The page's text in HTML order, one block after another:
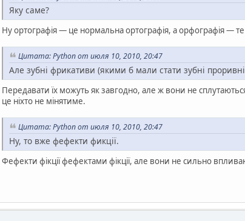
Яку саме?
Ну ортографія — це нормальна ортографія, а орфографія —
Цитата: Python от июля 10, 2010, 20:47
Але зубні фрикативи (якими б мали стати зубні
Передавати їх можуть як завгодно, але ж вони не
це ніхто не мінятиме.
Цитата: Python от июля 10, 2010, 20:47
Ну, то вже фефекти фикції.
Фефекти фікції фефектами фікції, але вони не сильно